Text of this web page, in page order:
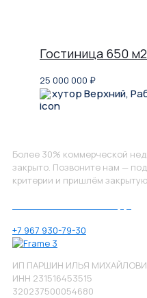
Гостиница 650 м2
25 000 000 ₽
хутор Верхний,
Более 30% коммерческой
закрыто. Позвоните нам —
критерии и пришлём
+7 967 930-79-30
ИП ПАРШИН ИЛЬЯ
ИНН 231516453515
320237500054680